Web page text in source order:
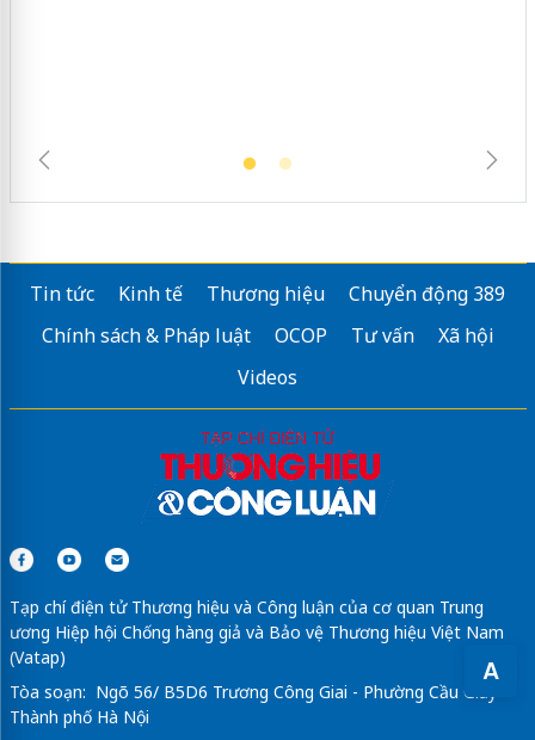
A
Tin tức Kinh tế Thương hiệu
Chuyển động 389
Chính sách & Pháp luật
OCOP Tư vấn
Xã hội
Videos
Tạp chí điện tử Thương hiệu và Công luận của cơ quan Trung
ương Hiệp hội Chống hàng giả và Bảo vệ Thương hiệu Việt Nam
(Vatap)
Tòa soạn: Ngõ 56/ B5D6 Trương Công Giai - Phường Cầu Giấy -
Thành phố Hà Nội